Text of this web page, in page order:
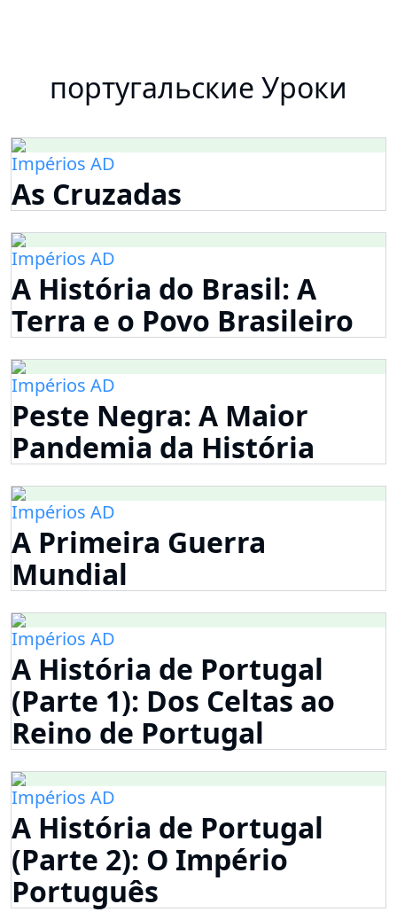
португальские Уроки
Impérios AD
As Cruzadas
Impérios AD
A História do Brasil: A
Terra e o Povo Brasileiro
Impérios AD
Peste Negra: A Maior
Pandemia da História
Impérios AD
A Primeira Guerra
Mundial
Impérios AD
A História de Portugal
(Parte 1): Dos Celtas ao
Reino de Portugal
Impérios AD
A História de Portugal
(Parte 2): O Império
Português